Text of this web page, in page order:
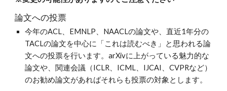
論文への投票
今年のACL、EMNLP、NAACLの論文や、直近1年分の
TACLの論文を中心に「これは読むべき」と思われる論
文への投票を行います。arXivに上がっている魅力的な
論文や、関連会議（ICLR、ICML、IJCAI、CVPRなど）
のお勧め論文があればそれらも投票の対象とします。